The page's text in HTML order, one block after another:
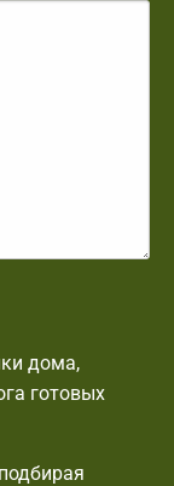
дома,
готовых